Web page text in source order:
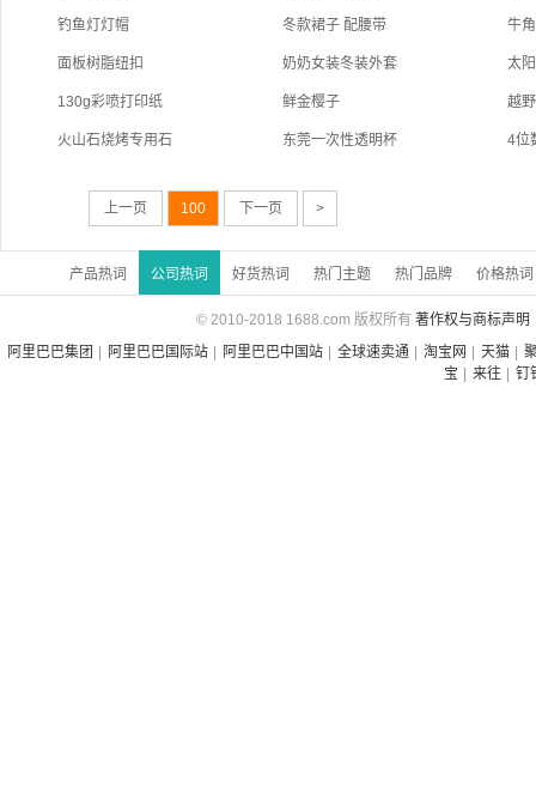
钓鱼灯灯帽 冬款裙子 配腰带 牛
面板树脂纽扣 奶奶女装冬装外套 太
130g彩喷打印纸 鲜金樱子 越
火山石烧烤专用石 东莞一次性透明杯 4位
上一页 100 下一页 >
产品热词 公司热词 好货热词 热门主题 热门品牌 价格热词
© 2010-2018 1688.com 版权所有 著作权与商标声明
阿里巴巴集团
阿里巴巴国际站 阿里巴巴中国站 全球速卖通 淘宝网 天猫
宝
来往 钉